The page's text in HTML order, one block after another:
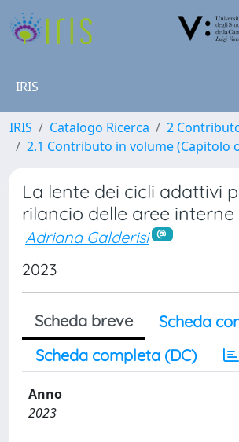
IRIS
IRIS Catalogo Ricerca
2
2.1 Contributo in volume (Capitolo
La lente dei cicli adattivi
rilancio delle aree interne
Adriana Galderisi
2023
Scheda breve
Scheda
Scheda completa (DC)
Anno
2023